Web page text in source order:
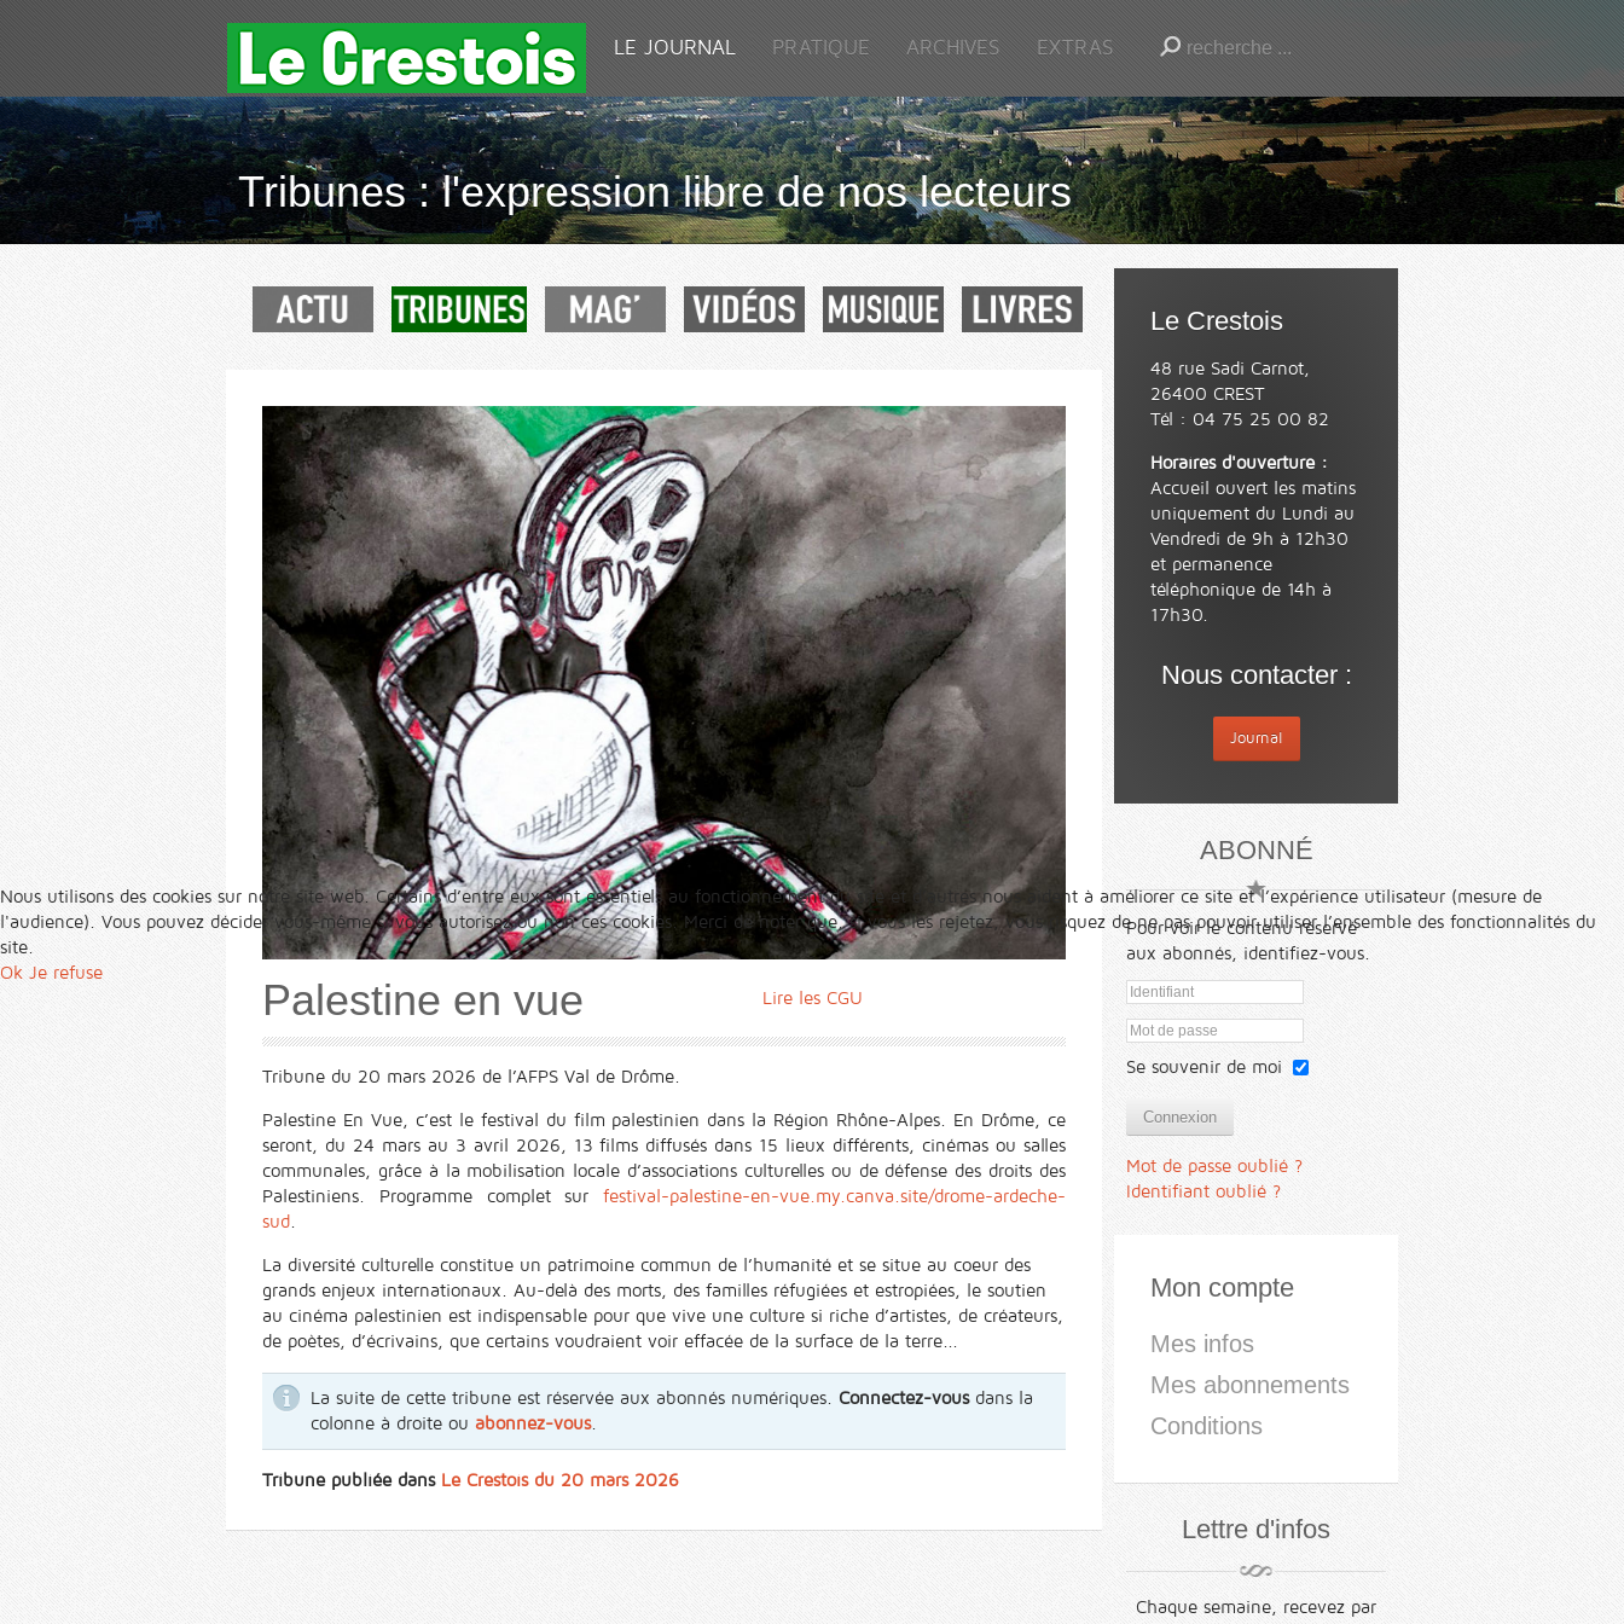
LE JOURNAL PRATIQUE ARCHIVES EXTRAS
Tribunes : l'expression libre de nos lecteurs
Palestine en vue
Tribune du 20 mars 2026 de l’AFPS Val de Drôme.
Palestine En Vue, c’est le festival du film palestinien dans la Région Rhône-Alpes. En Drôme, ce
seront, du 24 mars au 3 avril 2026, 13 films diffusés dans 15 lieux différents, cinémas ou salles
communales, grâce à la mobilisation locale d’associations culturelles ou de défense des droits des
Palestiniens. Programme complet sur festival-palestine-en-vue.my.canva.site/drome-ardeche-
sud
La diversité culturelle constitue un patrimoine commun de l’humanité et se situe au coeur des
grands enjeux internationaux. Au-delà des morts, des familles réfugiées et estropiées, le soutien
au cinéma palestinien est indispensable pour que vive une culture si riche d’artistes, de créateurs,
de poètes, d’écrivains, que certains voudraient voir effacée de la surface de la terre...
La suite de cette tribune est réservée aux abonnés numériques. Connectez-vousdans la
colonne à droite ou abonnez-vous.
Tribune publiée dans Le Crestois du 20 mars 2026
Le Crestois
48 rue Sadi Carnot,
26400 CREST
Tél : 04 75 25 00 82
Horaires d'ouverture :
Accueil ouvert les matins
uniquement du Lundi au
Vendredi de 9h à 12h30
et permanence
téléphonique de 14h à
17h30.
Nous contacter :
Journal
ABONNÉ
Pour voir le contenu réservé
aux abonnés, identifiez-vous.
Se souvenir de moi
Connexion
Mot de passe oublié ?
Identifiant oublié ?
Mon compte
Mes infos
Mes abonnements
Conditions
Lettre d'infos
Chaque semaine, recevez par
Nous utilisons des cookies sur notre site web. Certains d’entre eux sont essentiels au fonctionnement du site et d’autres nous aident à améliorer ce site et l’expérience utilisateur (mesure de
l'audience). Vous pouvez décider vous-même si vous autorisez ou non ces cookies. Merci de noter que, si vous les rejetez, vous risquez de ne pas pouvoir utiliser l’ensemble des fonctionnalités du
site.
Ok Je refuse
Lire les CGU